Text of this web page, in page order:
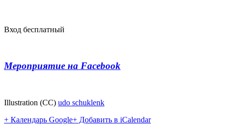
Вход бесплатный
Мероприятие на Facebook
Illustration (CC) udo schuklenk
+ Календарь Google+ Добавить в iCalendar